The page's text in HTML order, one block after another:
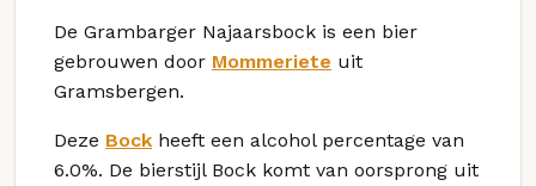
De Grambarger Najaarsbock is een bier
gebrouwen door Mommeriete uit
Gramsbergen.
Deze Bock heeft een alcohol percentage van
6.0%. De bierstijl Bock komt van oorsprong uit